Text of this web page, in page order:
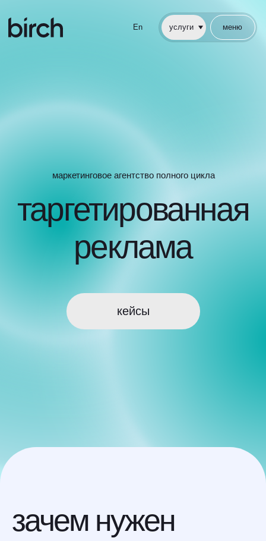
меню
реклама
меню
кейсы
зачем нужен